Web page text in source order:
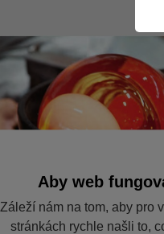
Aby web
Záleží nám na tom, aby pro
stránkách rychle našli to,